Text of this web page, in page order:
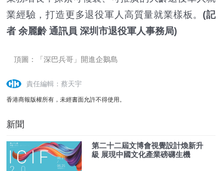
業經驗，打造更多退役軍人高質量就業樣板。 (記
者 余麗齡 通訊員 深圳市退役軍人事務局)
頂圖：「深巴兵哥」開進企鵝島
責任編輯：蔡天宇
香港商報版權所有，未經書面允許不得使用。
新聞
第二十二屆文博會視覺設計煥新升
級 展現中國文化產業磅礴生機